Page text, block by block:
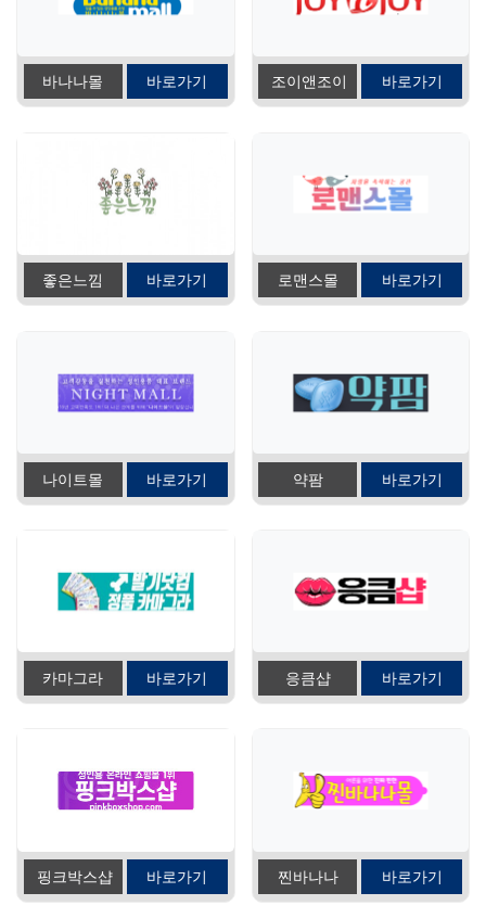
바나나몰 바로가기 조이앤조이 바로가기
좋은느낌 바로가기 로맨스몰 바로가기
나이트몰 바로가기 약팜 바로가기
카마그라 바로가기 응큼샵 바로가기
핑크박스샵 바로가기 찐바나나 바로가기